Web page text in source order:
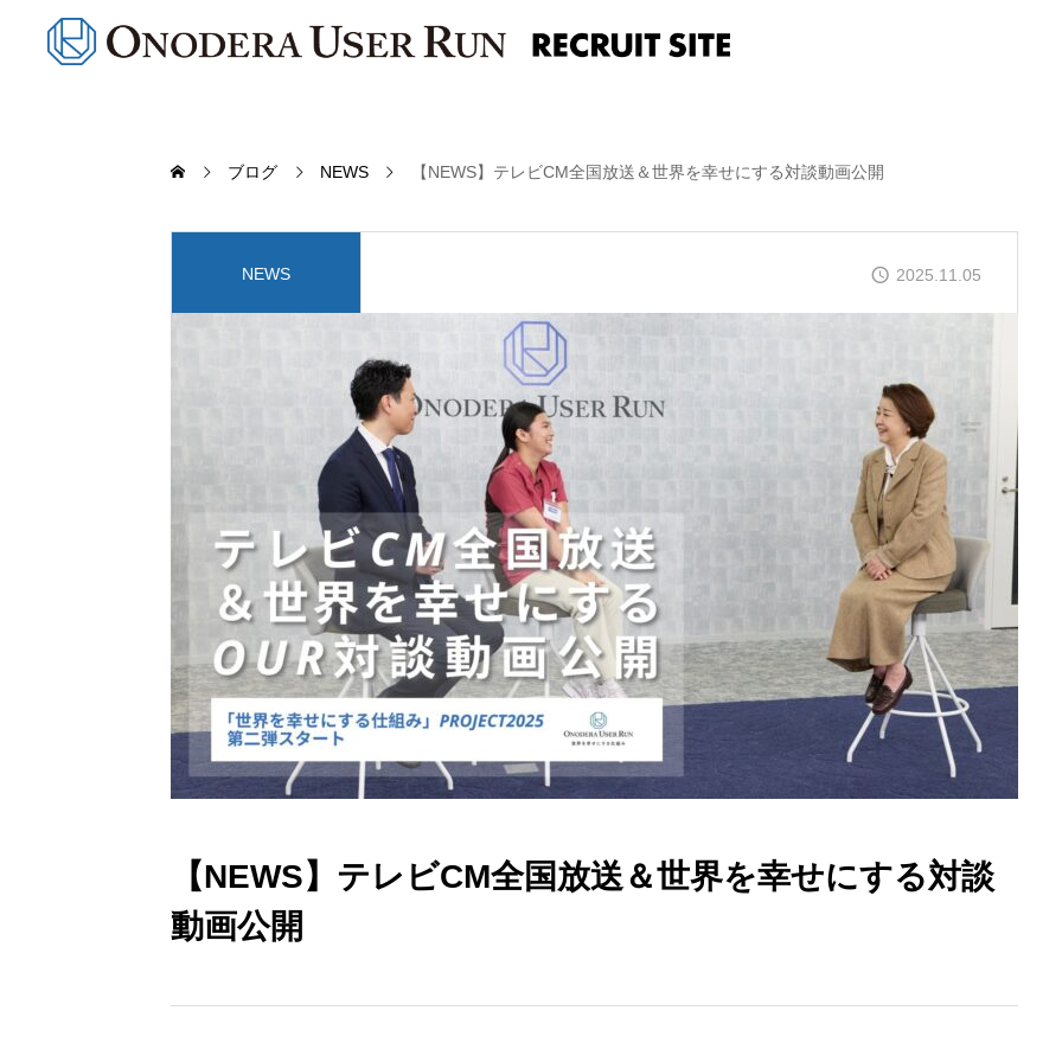
ブログ NEWS 【NEWS】テレビCM全国放送＆世界を幸せにする対談動画公開
NEWS 2025.11.05
【NEWS】テレビCM全国放送＆世界を幸せにする対談
動画公開
【NEWS】「Guidable株式会社」がOUR
GROUPの仲間に加わります！